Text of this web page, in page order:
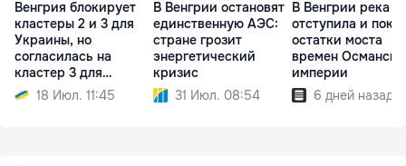
Венгрия блокирует
кластеры 2 и 3 для
Украины, но
согласилась на
кластер 3 для
Молдовы
18 Июл. 11:45
В Венгрии остановят
единственную АЭС:
стране грозит
энергетический
кризис
31 Июл. 08:54
В Венгрии река
отступила и
остатки моста
времен
империи
6 дней назад